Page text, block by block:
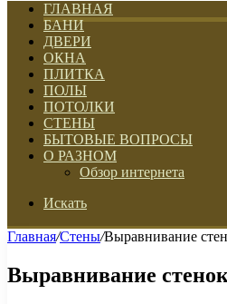
ГЛАВНАЯ
БАНИ
ДВЕРИ
ОКНА
ПЛИТКА
ПОЛЫ
ПОТОЛКИ
СТЕНЫ
БЫТОВЫЕ ВОПРОСЫ
О РАЗНОМ
Обзор интернета
Искать
Главная/Стены/Выравнивание
Выравнивание